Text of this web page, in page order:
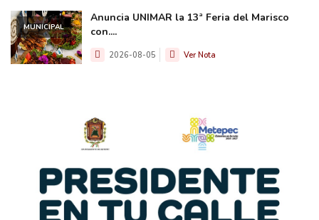
MUNICIPAL
Anuncia UNIMAR la 13ª Feria del Marisco
con....
2026-08-05 Ver Nota